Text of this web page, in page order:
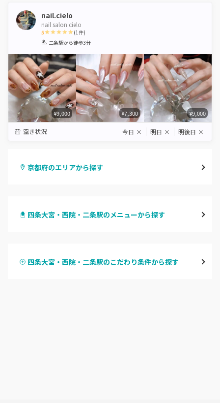
nail.cielo
nail salon cielo
5
1 2 3 4 5
(1件)
二条駅から徒歩3分
¥9,000 ¥7,300 ¥9,000
空き状況 今日 × 明日 × 明後日 ×
京都府のエリアから探す
四条河原町・河原町三条
四条大宮・西院・二条駅のメニューから探す
ハンドスカルプ
四条大宮・西院・二条駅のこだわり条件から探す